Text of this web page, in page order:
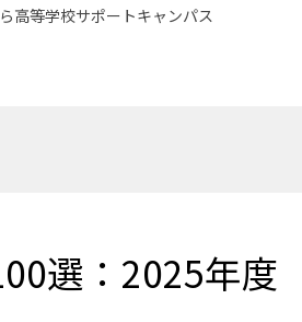
高等学校サポートキャンパス
選：2025年度